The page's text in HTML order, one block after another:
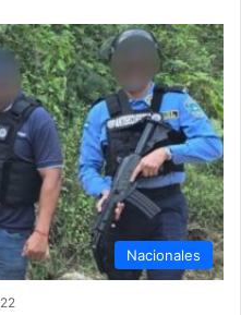
Nacionales
22